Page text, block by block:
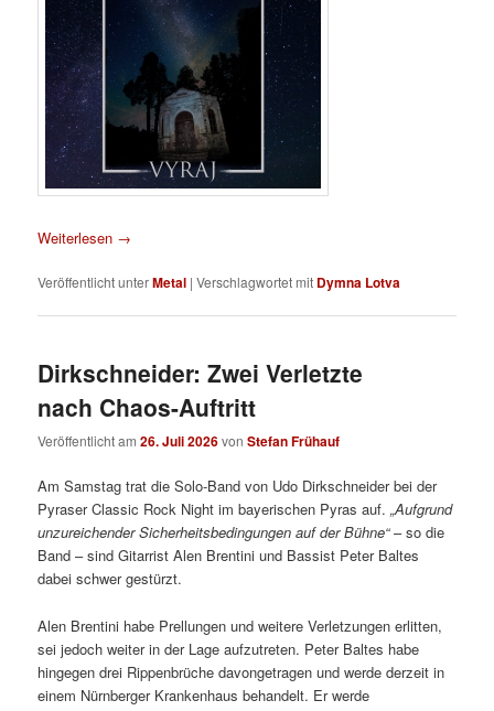
Weiterlesen →
Veröffentlicht unterMetal |Verschlagwortet mit Dymna Lotva
Dirkschneider: Zwei Verletzte
nach Chaos-Auftritt
Veröffentlicht am26. Juli 2026vonStefan Frühauf
Am Samstag trat die Solo-Band von Udo Dirkschneider bei der
Pyraser Classic Rock Night im bayerischen Pyras auf.„Aufgrund
unzureichender Sicherheitsbedingungen auf der Bühne“– so die
Band – sind Gitarrist Alen Brentini und Bassist Peter Baltes
dabei schwer gestürzt.
Alen Brentini habe Prellungen und weitere Verletzungen erlitten,
sei jedoch weiter in der Lage aufzutreten. Peter Baltes habe
hingegen drei Rippenbrüche davongetragen und werde derzeit in
einem Nürnberger Krankenhaus behandelt. Er werde